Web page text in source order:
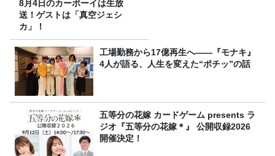
8月4日のカーボーイは生放
送！ゲストは「真空ジェシ
カ」！
工場勤務から17億再生へ——『モナキ』
4人が語る、人生を変えた“ポチッ”の話
五等分の花嫁 カードゲーム presents ラ
ジオ『五等分の花嫁＊』 公開収録2026
開催決定！